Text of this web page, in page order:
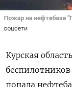
Пожар на нефтебазе
соцсети
Курская
попала